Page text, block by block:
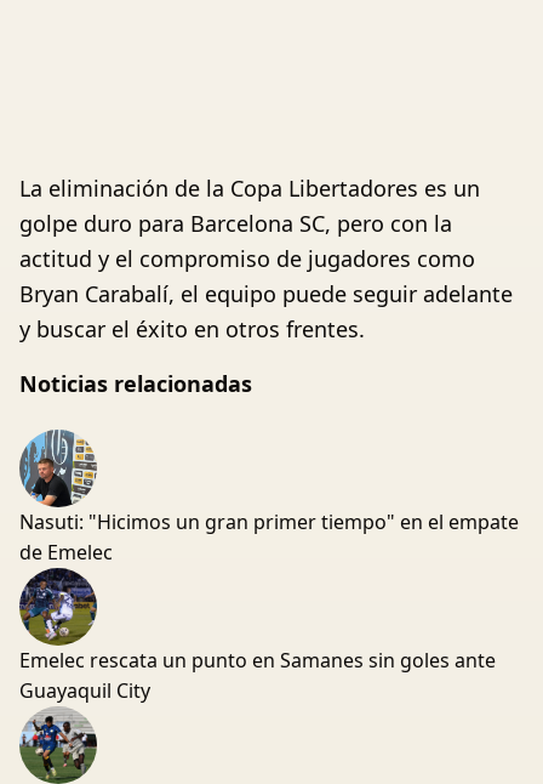
La eliminación de la Copa Libertadores es un
golpe duro para Barcelona SC, pero con la
actitud y el compromiso de jugadores como
Bryan Carabalí, el equipo puede seguir adelante
y buscar el éxito en otros frentes.
Noticias relacionadas
Nasuti: "Hicimos un gran primer tiempo" en el empate
de Emelec
Emelec rescata un punto en Samanes sin goles ante
Guayaquil City